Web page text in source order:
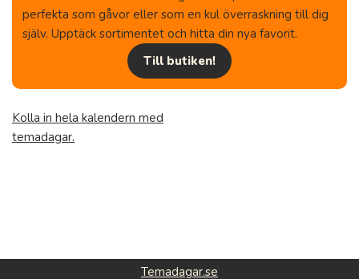
perfekta som gåvor eller som en kul överraskning till dig
själv. Upptäck sortimentet och hitta din nya favorit.
Till butiken!
Kolla in hela kalendern med
temadagar.
Temadagar.se